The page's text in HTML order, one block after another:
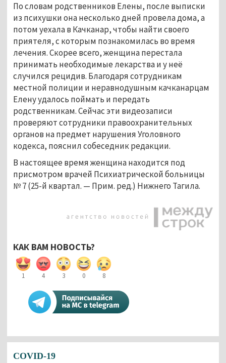
По словам родственников Елены, после выписки
из психушки она несколько дней провела дома, а
потом уехала в Качканар, чтобы найти своего
приятеля, с которым познакомилась во время
лечения. Скорее всего, женщина перестала
принимать необходимые лекарства и у неё
случился рецидив. Благодаря сотрудникам
местной полиции и неравнодушным качканарцам
Елену удалось поймать и передать
родственникам. Сейчас эти видеозаписи
проверяют сотрудники правоохранительных
органов на предмет нарушения Уголовного
кодекса, пояснил собеседник редакции.
В настоящее время женщина находится под
присмотром врачей Психиатрической больницы
№ 7 (25-й квартал. — Прим. ред.) Нижнего Тагила.
КАК ВАМ НОВОСТЬ?
1 4 3 0 8
COVID-19